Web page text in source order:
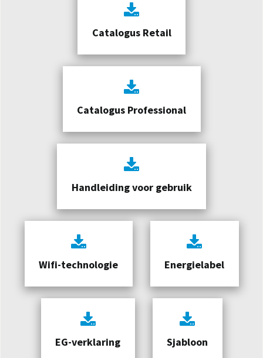
Catalogus Retail
Catalogus Professional
Handleiding voor gebruik
Wifi-technologie Energielabel
EG-verklaring Sjabloon